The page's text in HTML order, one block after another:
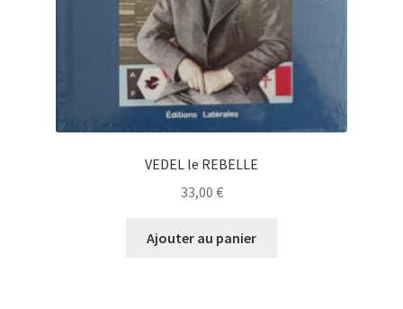
VEDEL le REBELLE
33,00 €
Ajouter au panier